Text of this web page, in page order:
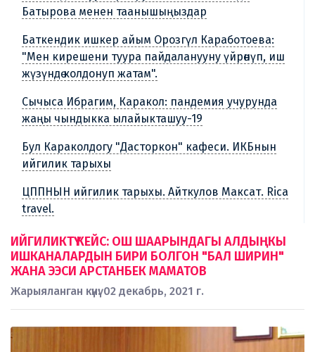
Батырова менен таанышыңыздар
Баткендик ишкер айым Орозгүл Каработоева:
"Мен кирешени туура пайдаланууну үйрөнүп, иш
жүзүндө колдонуп жатам".
Сычыса Ибрагим, Каракол: пандемия учурунда
жаңы чындыкка ылайыкташуу-19
Бул Караколдогу "Дасторкон" кафеси. ИКБнын
ийгилик тарыхы
ЦППНЫН ийгилик тарыхы. Айткулов Максат. Rica
travel.
ИЙГИЛИКТҮҮ КЕЙС: ОШ ШААРЫНДАГЫ АЛДЫҢКЫ
ИШКАНАЛАРДЫН БИРИ БОЛГОН "БАЛ ШИРИН"
ЖАНА ЭЭСИ АРСТАНБЕК МАМАТОВ
Жарыяланган күнү: 02 декабрь, 2021 г.